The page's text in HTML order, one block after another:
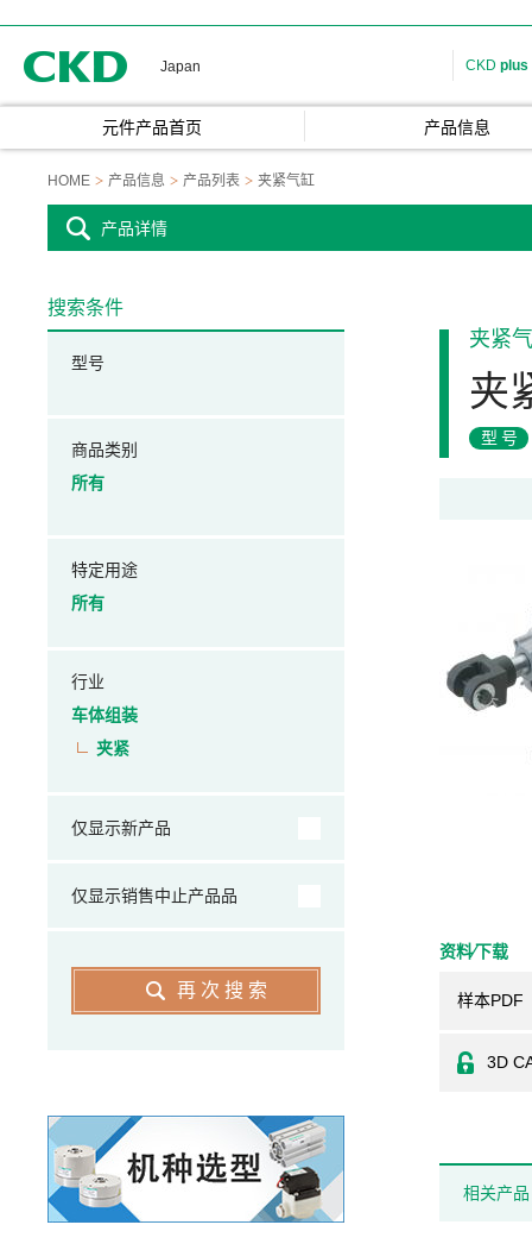
Japan CKD plus
元件产品首页 产品信息
HOME 产品信息 产品列表 夹紧气缸
产品详情
夹紧
夹
型号
资料⁄下载
样本PDF
3D
相关产品
搜索条件
型号
商品类别
所有
特定用途
所有
行业
车体组装
夹紧
仅显示新产品
仅显示销售中止产品品
再次搜索